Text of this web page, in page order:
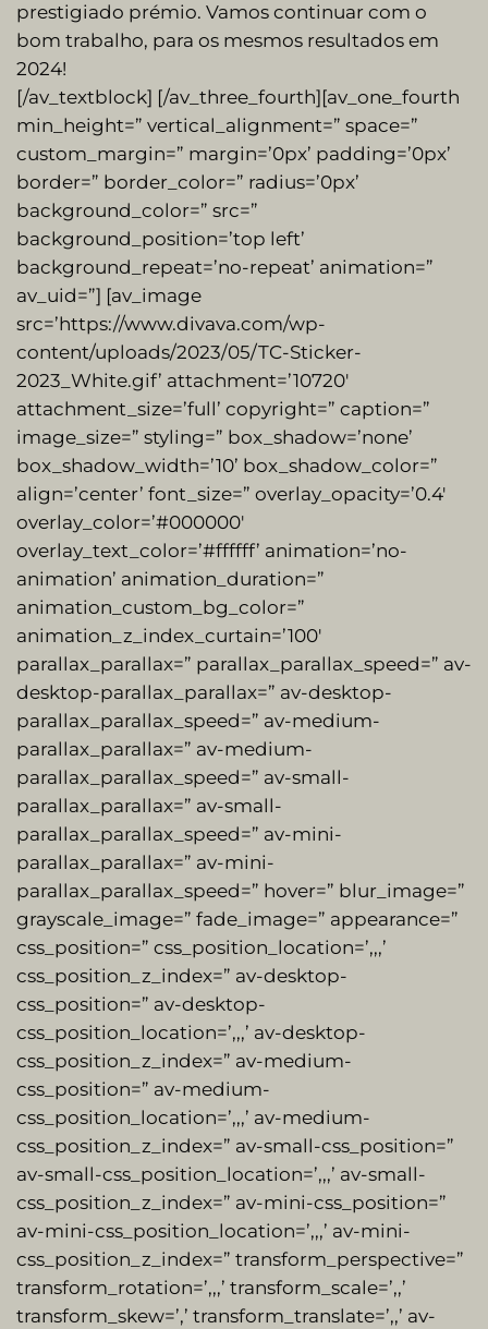
prestigiado prémio. Vamos continuar com o
bom trabalho, para os mesmos resultados em
2024!
[/av_textblock] [/av_three_fourth][av_one_fourth
min_height=” vertical_alignment=” space=”
custom_margin=” margin=’0px’ padding=’0px’
border=” border_color=” radius=’0px’
background_color=” src=”
background_position=’top left’
background_repeat=’no-repeat’ animation=”
av_uid=”] [av_image
src=’https://www.divava.com/wp-
content/uploads/2023/05/TC-Sticker-
2023_White.gif’ attachment=’10720′
attachment_size=’full’ copyright=” caption=”
image_size=” styling=” box_shadow=’none’
box_shadow_width=’10’ box_shadow_color=”
align=’center’ font_size=” overlay_opacity=’0.4′
overlay_color=’#000000′
overlay_text_color=’#ffffff’ animation=’no-
animation’ animation_duration=”
animation_custom_bg_color=”
animation_z_index_curtain=’100′
parallax_parallax=” parallax_parallax_speed=” av-
desktop-parallax_parallax=” av-desktop-
parallax_parallax_speed=” av-medium-
parallax_parallax=” av-medium-
parallax_parallax_speed=” av-small-
parallax_parallax=” av-small-
parallax_parallax_speed=” av-mini-
parallax_parallax=” av-mini-
parallax_parallax_speed=” hover=” blur_image=”
grayscale_image=” fade_image=” appearance=”
css_position=” css_position_location=’,,,’
css_position_z_index=” av-desktop-
css_position=” av-desktop-
css_position_location=’,,,’ av-desktop-
css_position_z_index=” av-medium-
css_position=” av-medium-
css_position_location=’,,,’ av-medium-
css_position_z_index=” av-small-css_position=”
av-small-css_position_location=’,,,’ av-small-
css_position_z_index=” av-mini-css_position=”
av-mini-css_position_location=’,,,’ av-mini-
css_position_z_index=” transform_perspective=”
transform_rotation=’,,,’ transform_scale=’,,’
transform_skew=’,’ transform_translate=’,,’ av-